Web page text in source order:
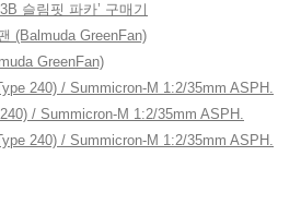
슬림핏 파카’ 구매기
(Balmuda GreenFan)
GreenFan)
240) / Summicron-M 1:2/35mm ASPH.
/ Summicron-M 1:2/35mm ASPH.
240) / Summicron-M 1:2/35mm ASPH.